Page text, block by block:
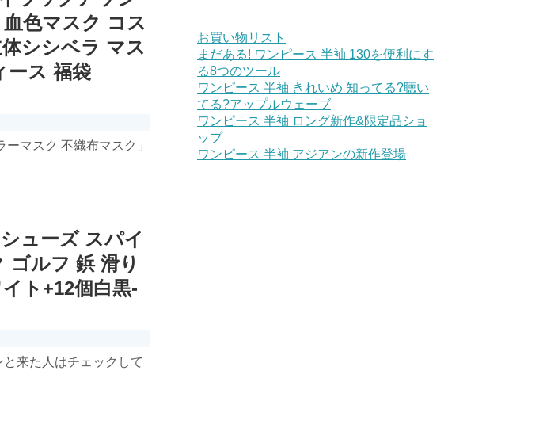
色マスク コス
シシベラ マス
ース 福袋
マスク 不織布マスク」
ューズ スパイ
ゴルフ 鋲 滑り
ト+12個白黒-
来た人はチェックして
お買い物リスト
まだある! ワンピース 半袖 130を便利にす
る8つのツール
ワンピース 半袖 きれいめ 知ってる?聴い
てる?アップルウェーブ
ワンピース 半袖 ロング新作&限定品ショ
ップ
ワンピース 半袖 アジアンの新作登場